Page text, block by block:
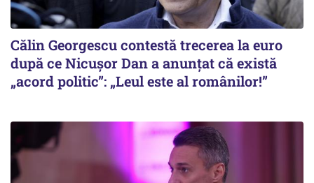
Călin Georgescu contestă trecerea la euro
după ce Nicușor Dan a anunțat că există
„acord politic”: „Leul este al românilor!”